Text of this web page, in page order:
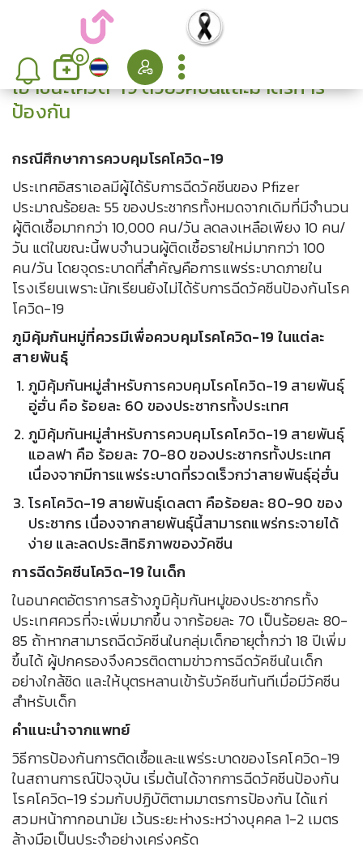
0
เอาชนะโควิด-19 ด้วยวัคซีนและมาตรการ
ป้องกัน
กรณีศึกษาการควบคุมโรคโควิด-19
ประเทศอิสราเอลมีผู้ได้รับการฉีดวัคซีนของ Pfizer
ประมาณร้อยละ 55 ของประชากรทั้งหมดจากเดิมที่มีจำนวน
ผู้ติดเชื้อมากกว่า 10,000 คน/วัน ลดลงเหลือเพียง 10 คน/
วัน แต่ในขณะนี้พบจำนวนผู้ติดเชื้อรายใหม่มากกว่า 100
คน/วัน โดยจุดระบาดที่สำคัญคือการแพร่ระบาดภายใน
โรงเรียนเพราะนักเรียนยังไม่ได้รับการฉีดวัคซีนป้องกันโรค
โควิด-19
ภูมิคุ้มกันหมู่ที่ควรมีเพื่อควบคุมโรคโควิด-19 ในแต่ละ
สายพันธุ์
ภูมิคุ้มกันหมู่สำหรับการควบคุมโรคโควิด-19 สายพันธุ์
อู่ฮั่น คือ ร้อยละ 60 ของประชากรทั้งประเทศ
ภูมิคุ้มกันหมู่สำหรับการควบคุมโรคโควิด-19 สายพันธุ์
แอลฟา คือ ร้อยละ 70-80 ของประชากรทั้งประเทศ
เนื่องจากมีการแพร่ระบาดที่รวดเร็วกว่าสายพันธุ์อุ่ฮั่น
โรคโควิด-19 สายพันธุ์เดลตา คือร้อยละ 80-90 ของ
ประชากร เนื่องจากสายพันธุ์นี้สามารถแพร่กระจายได้
ง่าย และลดประสิทธิภาพของวัคซีน
การฉีดวัคซีนโควิด-19 ในเด็ก
ในอนาคตอัตราการสร้างภูมิคุ้มกันหมู่ของประชากรทั้ง
ประเทศควรที่จะเพิ่มมากขึ้น จากร้อยละ 70 เป็นร้อยละ 80-
85 ถ้าหากสามารถฉีดวัคซีนในกลุ่มเด็กอายุต่ำกว่า 18 ปีเพิ่ม
ขึ้นได้ ผู้ปกครองจึงควรติดตามข่าวการฉีดวัคซีนในเด็ก
อย่างใกล้ชิด และให้บุตรหลานเข้ารับวัคซีนทันทีเมื่อมีวัคซีน
สำหรับเด็ก
คำแนะนำจากแพทย์
วิธีการป้องกันการติดเชื้อและแพร่ระบาดของโรคโควิด-19
ในสถานการณ์ปัจจุบัน เริ่มต้นได้จากการฉีดวัคซีนป้องกัน
โรคโควิด-19 ร่วมกับปฏิบัติตามมาตรการป้องกัน ได้แก่
สวมหน้ากากอนามัย เว้นระยะห่างระหว่างบุคคล 1-2 เมตร
ล้างมือเป็นประจำอย่างเคร่งครัด